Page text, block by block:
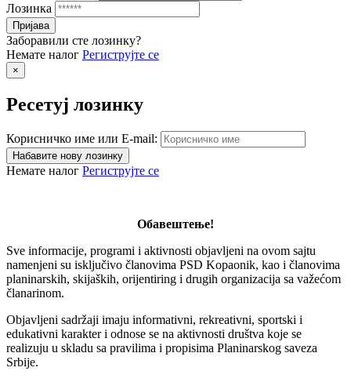
Лозинка
Заборавили сте лозинку?
Немате налог Региструјте се
×
Ресетуј лозинку
Корисничко име или E-mail:
Немате налог Региструјте се
Обавештење!
Sve informacije, programi i aktivnosti objavljeni na ovom sajtu
namenjeni su isključivo članovima PSD Kopaonik, kao i članovima
planinarskih, skijaških, orijentiring i drugih organizacija sa važećom
članarinom.
Objavljeni sadržaji imaju informativni, rekreativni, sportski i
edukativni karakter i odnose se na aktivnosti društva koje se
realizuju u skladu sa pravilima i propisima Planinarskog saveza
Srbije.